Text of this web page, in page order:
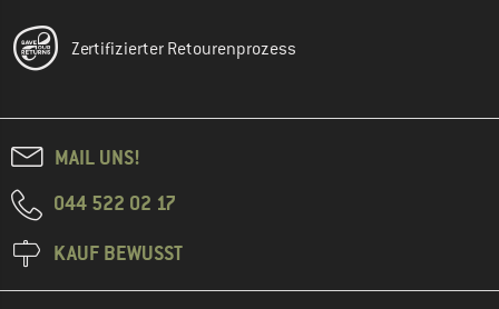
Zertifizierter Retourenprozess
MAIL UNS!
044 522 02 17
KAUF BEWUSST